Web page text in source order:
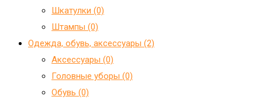
Шкатулки (0)
Штампы (0)
Одежда, обувь, аксессуары (2)
Аксессуары (0)
Головные уборы (0)
Обувь (0)